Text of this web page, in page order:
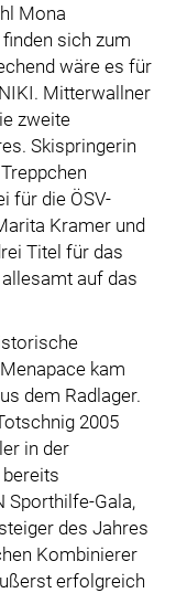
Mona
sich zum
wäre es für
Mitterwallner
zweite
Skispringerin
für die ÖSV-
Kramer und
Titel für das
auf das
kam
dem Radlager.
2005
in der
Sporthilfe-Gala,
des Jahres
Kombinierer
erfolgreich